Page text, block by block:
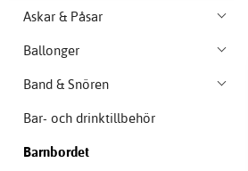
Askar & Påsar
Ballonger
Band & Snören
Bar- och drinktillbehör
Barnbordet